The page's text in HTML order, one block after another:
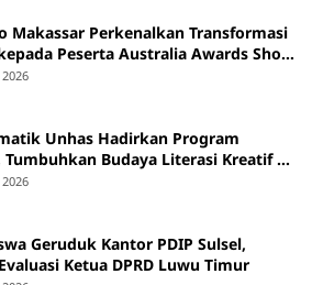
Makassar Perkenalkan Transformasi
Peserta Australia Awards Short
Unhas Hadirkan Program
Tumbuhkan Budaya Literasi Kreatif di
Takalar
Geruduk Kantor PDIP Sulsel,
Ketua DPRD Luwu Timur